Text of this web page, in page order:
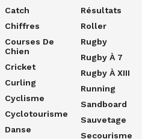
Catch
Chiffres
Courses De
Chien
Cricket
Curling
Cyclisme
Cyclotourisme
Danse
Résultats
Roller
Rugby
Rugby À 7
Rugby À XIII
Running
Sandboard
Sauvetage
Secourisme